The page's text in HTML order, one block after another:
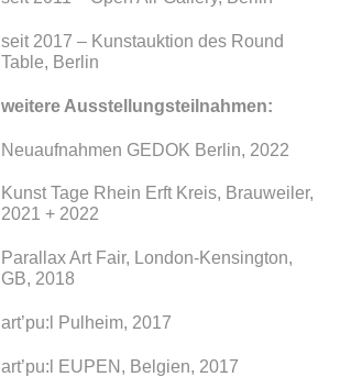
seit 2017 – Kunstauktion des Round
Table, Berlin
weitere Ausstellungsteilnahmen:
Neuaufnahmen GEDOK Berlin, 2022
Kunst Tage Rhein Erft Kreis, Brauweiler,
2021 + 2022
Parallax Art Fair, London-Kensington,
GB, 2018
art’pu:l Pulheim, 2017
art’pu:l EUPEN, Belgien, 2017